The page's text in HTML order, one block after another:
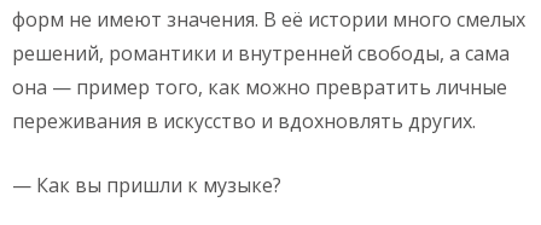
форм не имеют значения. В её истории много смелых
решений, романтики и внутренней свободы, а сама
она — пример того, как можно превратить личные
переживания в искусство и вдохновлять других.
— Как вы пришли к музыке?